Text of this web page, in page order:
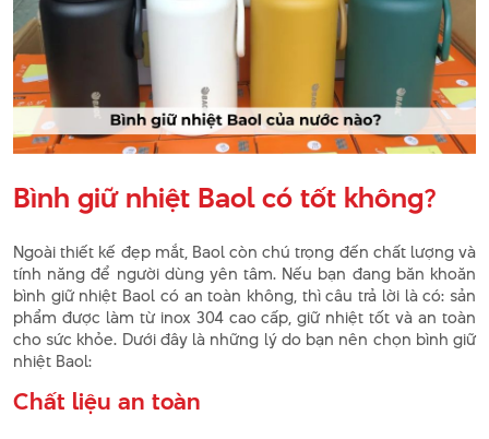
Bình giữ nhiệt Baol có tốt không?
Ngoài thiết kế đẹp mắt, Baol còn chú trọng đến chất lượng và
tính năng để người dùng yên tâm. Nếu bạn đang băn khoăn
bình giữ nhiệt Baol có an toàn không, thì câu trả lời là có: sản
phẩm được làm từ inox 304 cao cấp, giữ nhiệt tốt và an toàn
cho sức khỏe. Dưới đây là những lý do bạn nên chọn bình giữ
nhiệt Baol:
Chất liệu an toàn